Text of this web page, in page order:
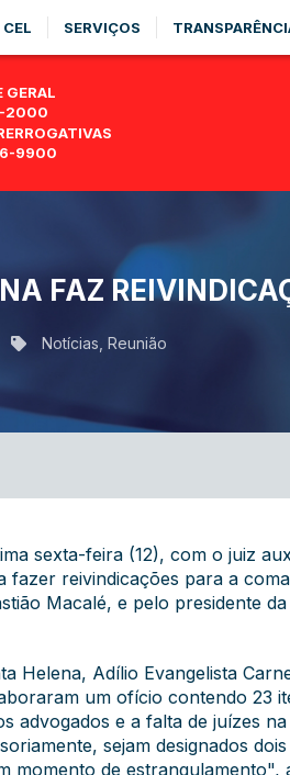
CEL SERVIÇOS
GERAL
2000
9900
FAZ
Notícias Reunião
sexta-feira (12), com o juiz
reivindicações para a
Macalé, e pelo presidente
Helena, Adílio Evangelista
um ofício contendo 23
advogados e a falta de juízes
sejam designados
de estrangulamento",